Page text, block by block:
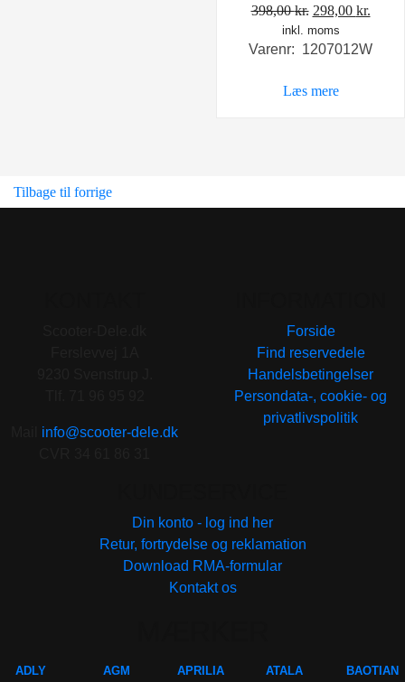
398,00kr. Den
oprindelige
pris
398,00 kr..
298,00 kr.
pris
inkl. moms
Varenr: 1207012W
Læs mere
Tilbage til forrige
info@scooter-dele.dk
Forside
Find reservedele
Handelsbetingelser
Persondata-, cookie- og
privatlivspolitik
Din konto - log ind her
Retur, fortrydelse og reklamation
Download RMA-formular
Kontakt os
ADLY AGM APRILIA ATALA BAOTIAN